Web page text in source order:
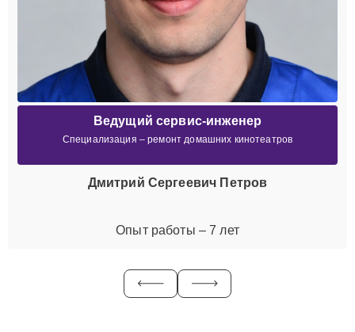
Ведущий сервис-инженер
Специализация – ремонт домашних кинотеатров
Дмитрий Сергеевич Петров
Опыт работы – 7 лет